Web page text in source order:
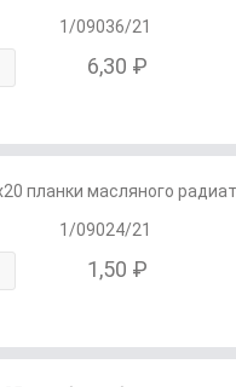
1/09036/21
6,30 ₽
планки масляного
1/09024/21
1,50 ₽